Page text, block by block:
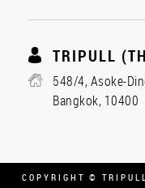
TRIPULL
548/4, Asoke-
Bangkok, 10400
COPYRIGHT ©